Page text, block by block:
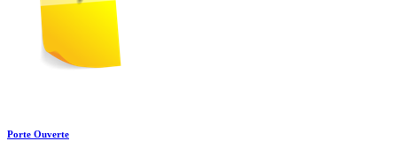
Porte Ouverte